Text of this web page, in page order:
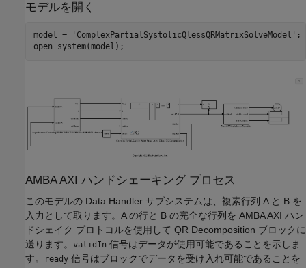
モデルを開く
model = 'ComplexPartialSystolicQlessQRMatrixSolveModel' ;
AMBA AXI ハンドシェーキング プロセス
このモデルの Data Handler サブシステムは、複素行列 A と B を
入力として取ります。A の行と B の完全な行列を AMBA AXI ハン
ドシェイク プロトコルを使用して QR Decomposition ブロックに
送ります。 validIn 信号はデータが使用可能であることを示しま
す。
ready 信号はブロックでデータを受け入れ可能であることを